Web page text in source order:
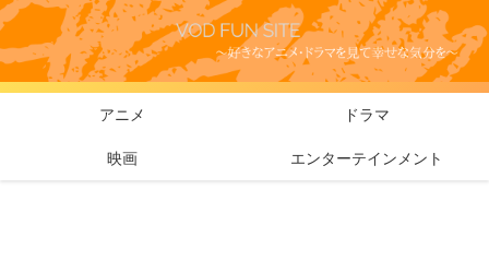
アニメ ドラマ
映画 エンターテインメント